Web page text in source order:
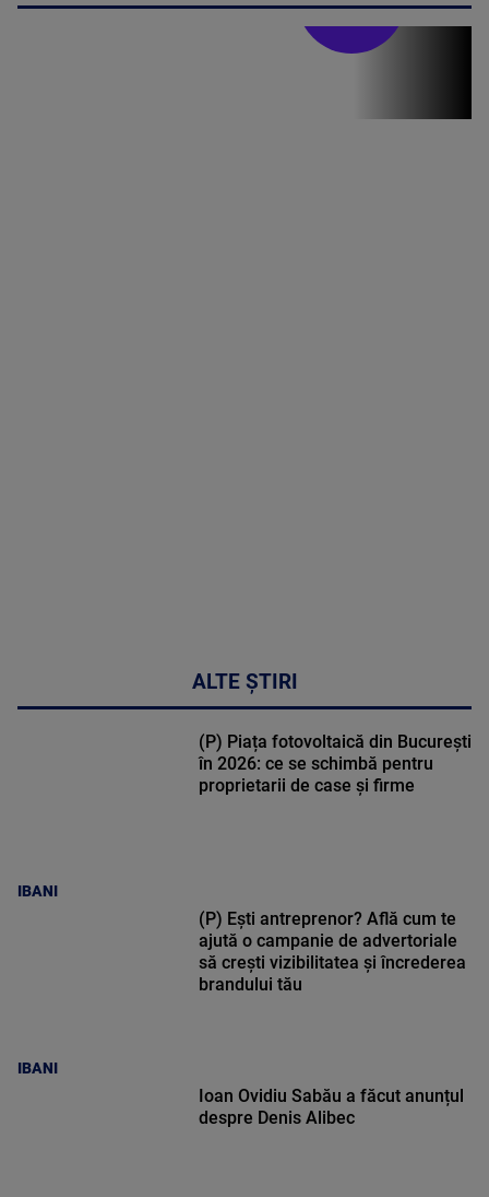
ALTE ȘTIRI
IBANI
(P) Piața fotovoltaică din București
în 2026: ce se schimbă pentru
proprietarii de case și firme
IBANI
(P) Ești antreprenor? Află cum te
ajută o campanie de advertoriale
să crești vizibilitatea și încrederea
brandului tău
Ioan Ovidiu Sabău a făcut anunțul
despre Denis Alibec